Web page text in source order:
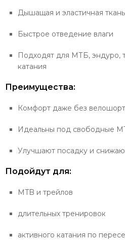
Дышащая и эластичная ткань
Быстрое отведение влаги
Подходят для МТБ, эндуро,
катания
Преимущества:
Комфорт даже без велошорт
Идеальны под свободные
Улучшают посадку и
Подойдут для:
MTB и трейлов
длительных тренировок
активного катания по